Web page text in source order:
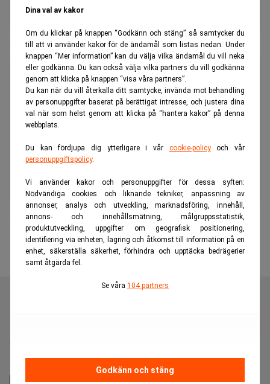
Dina val av kakor
Om du klickar på knappen “Godkänn och stäng” så samtycker du
till att vi använder kakor för de ändamål som listas nedan. Under
knappen “Mer information” kan du välja vilka ändamål du vill neka
eller godkänna. Du kan också välja vilka partners du vill godkänna
genom att klicka på knappen “visa våra partners”.
Du kan när du vill återkalla ditt samtycke, invända mot behandling
av personuppgifter baserat på berättigat intresse, och justera dina
val när som helst genom att klicka på “hantera kakor” på denna
webbplats.
Du kan fördjupa dig ytterligare i vår cookie-policyoch vår
personuppgiftspolicy.
Vi använder kakor och personuppgifter för dessa syften:
Nödvändiga cookies och liknande tekniker, anpassning av
annonser, analys och utveckling, marknadsföring, innehåll,
annons- och innehållsmätning, målgruppsstatistik,
produktutveckling, uppgifter om geografisk positionering,
identifiering via enheten, lagring och åtkomst till information på en
enhet, säkerställa säkerhet, förhindra och upptäcka bedrägerier
samt åtgärda fel.
Se våra 104 partners
Godkänn och stäng
Ny kreditfond från Brunswick
Maria Rankka antar vd-roll på Brunswick
dig som vill fördjupa dig inom finans- och
näringslivsnyheter.